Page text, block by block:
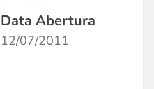
Data Abertura
12/07/2011